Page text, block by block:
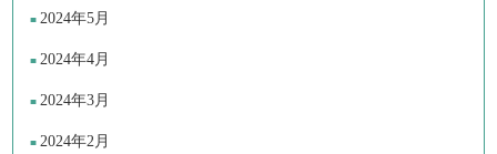
2024年5月
2024年4月
2024年3月
2024年2月